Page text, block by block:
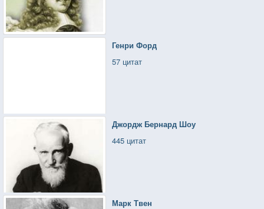
Генри Форд
57 цитат
Джордж Бернард Шоу
445 цитат
Марк Твен